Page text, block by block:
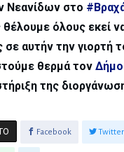
Νεανίδων στο
θέλουμε όλους εκεί
σε αυτήν την γιορτή
θερμά τον
της
Facebook Twitter